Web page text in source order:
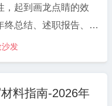
性与实用性，助力党
高效推进；述职报告
板块则聚焦职场晋升
人能力。此外，组织生
），公文范文大全板
”，工作总结范文、述
工作报告范文等高频
单位等不同场景，还紧
，起到画龙点睛的效
终总结、述职报告、工
里，优质金句能有效
让你的材料在众多汇报
也有所不同。年终总结
沙发
料指南-2026年